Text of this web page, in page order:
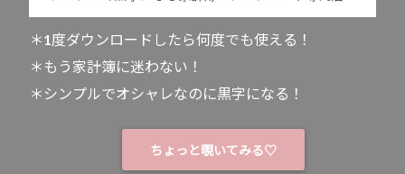
＊1度ダウンロードしたら何度でも使える！
＊もう家計簿に迷わない！
＊シンプルでオシャレなのに黒字になる！
ちょっと覗いてみる♡